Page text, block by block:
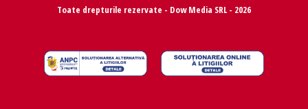
Toate drepturile rezervate - Dow Media SRL - 2026